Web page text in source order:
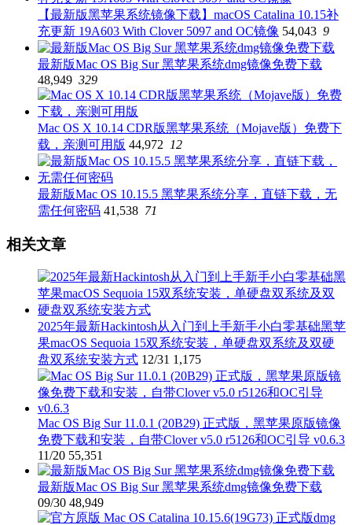
【最新版黑苹果系统镜像下载】macOS Catalina 10.15补
充更新 19A603 With Clover 5097 and OC镜像 54,043 9
最新版Mac OS Big Sur 黑苹果系统dmg镜像免费下载
48,949 329
Mac OS X 10.14 CDR版黑苹果系统（Mojave版）免费下
载，亲测可用版 44,972 12
最新版Mac OS 10.15.5 黑苹果系统分享，直链下载，无
需任何密码 41,538 71
相关文章
2025年最新Hackintosh从入门到上手新手小白零基础黑苹
果macOS Sequoia 15双系统安装，单硬盘双系统及双硬
盘双系统安装方式 12/31 1,175
Mac OS Big Sur 11.0.1 (20B29) 正式版，黑苹果原版镜像
免费下载和安装，自带Clover v5.0 r5126和OC引导 v0.6.3
11/20 55,351
最新版Mac OS Big Sur 黑苹果系统dmg镜像免费下载
09/30 48,949